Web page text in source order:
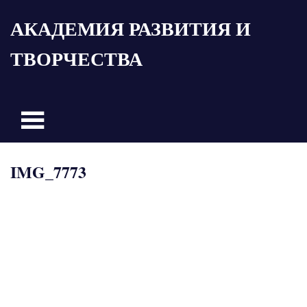
АКАДЕМИЯ РАЗВИТИЯ И
ТВОРЧЕСТВА
IMG_7773